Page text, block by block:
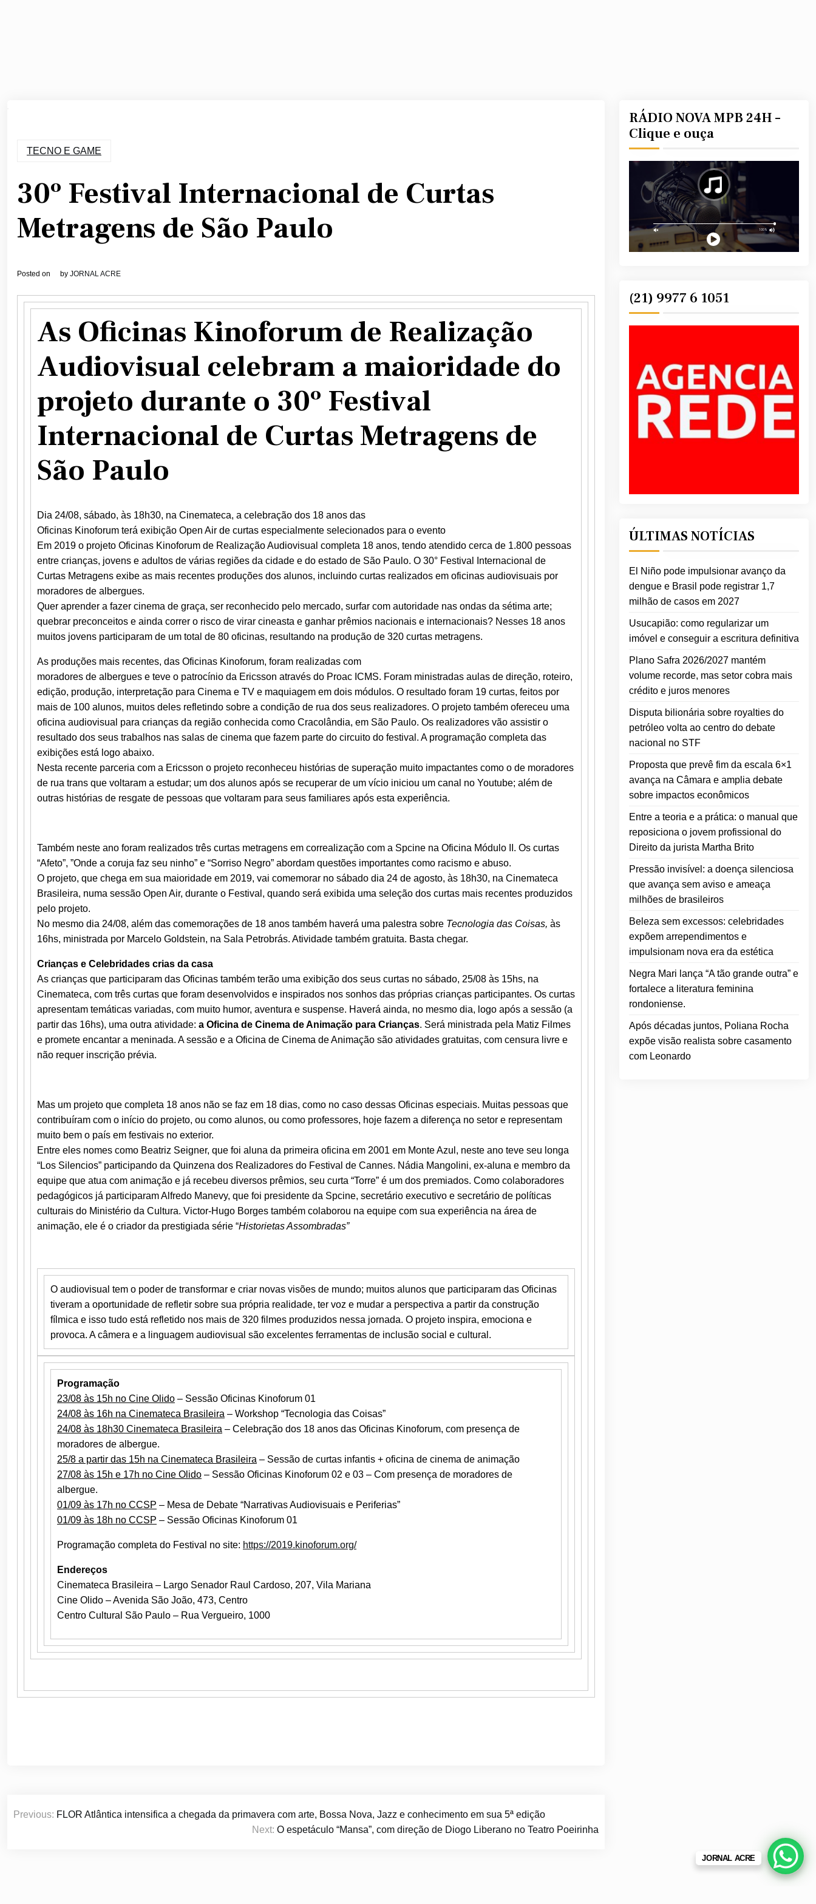
TECNO E GAME
30º Festival Internacional de Curtas
Metragens de São Paulo
Posted on by JORNAL ACRE
As Oficinas Kinoforum de Realização
Audiovisual celebram a maioridade do
projeto durante o 30º Festival
Internacional de Curtas Metragens de
São Paulo
Dia 24/08, sábado, às 18h30, na Cinemateca, a celebração dos 18 anos das
Oficinas Kinoforum terá exibição Open Air de curtas especialmente selecionados para o evento
Em 2019 o projeto Oficinas Kinoforum de Realização Audiovisual completa 18 anos, tendo atendido cerca de 1.800 pessoas
entre crianças, jovens e adultos de várias regiões da cidade e do estado de São Paulo. O 30° Festival Internacional de
Curtas Metragens exibe as mais recentes produções dos alunos, incluindo curtas realizados em oficinas audiovisuais por
moradores de albergues.
Quer aprender a fazer cinema de graça, ser reconhecido pelo mercado, surfar com autoridade nas ondas da sétima arte;
quebrar preconceitos e ainda correr o risco de virar cineasta e ganhar prêmios nacionais e internacionais? Nesses 18 anos
muitos jovens participaram de um total de 80 oficinas, resultando na produção de 320 curtas metragens.
As produções mais recentes, das Oficinas Kinoforum, foram realizadas com
moradores de albergues e teve o patrocínio da Ericsson através do Proac ICMS. Foram ministradas aulas de direção, roteiro,
edição, produção, interpretação para Cinema e TV e maquiagem em dois módulos. O resultado foram 19 curtas, feitos por
mais de 100 alunos, muitos deles refletindo sobre a condição de rua dos seus realizadores. O projeto também ofereceu uma
oficina audiovisual para crianças da região conhecida como Cracolândia, em São Paulo. Os realizadores vão assistir o
resultado dos seus trabalhos nas salas de cinema que fazem parte do circuito do festival. A programação completa das
exibições está logo abaixo.
Nesta recente parceria com a Ericsson o projeto reconheceu histórias de superação muito impactantes como o de moradores
de rua trans que voltaram a estudar; um dos alunos após se recuperar de um vício iniciou um canal no Youtube; além de
outras histórias de resgate de pessoas que voltaram para seus familiares após esta experiência.
Também neste ano foram realizados três curtas metragens em correalização com a Spcine na Oficina Módulo II. Os curtas
“Afeto”, ”Onde a coruja faz seu ninho” e “Sorriso Negro” abordam questões importantes como racismo e abuso.
O projeto, que chega em sua maioridade em 2019, vai comemorar no sábado dia 24 de agosto, às 18h30, na Cinemateca
Brasileira, numa sessão Open Air, durante o Festival, quando será exibida uma seleção dos curtas mais recentes produzidos
pelo projeto.
No mesmo dia 24/08, além das comemorações de 18 anos também haverá uma palestra sobre Tecnologia das Coisas, às
16hs, ministrada por Marcelo Goldstein, na Sala Petrobrás. Atividade também gratuita. Basta chegar.
Crianças e Celebridades crias da casa
As crianças que participaram das Oficinas também terão uma exibição dos seus curtas no sábado, 25/08 às 15hs, na
Cinemateca, com três curtas que foram desenvolvidos e inspirados nos sonhos das próprias crianças participantes. Os curtas
apresentam temáticas variadas, com muito humor, aventura e suspense. Haverá ainda, no mesmo dia, logo após a sessão (a
partir das 16hs), uma outra atividade: a Oficina de Cinema de Animação para Crianças. Será ministrada pela Matiz Filmes
e promete encantar a meninada. A sessão e a Oficina de Cinema de Animação são atividades gratuitas, com censura livre e
não requer inscrição prévia.
Mas um projeto que completa 18 anos não se faz em 18 dias, como no caso dessas Oficinas especiais. Muitas pessoas que
contribuíram com o início do projeto, ou como alunos, ou como professores, hoje fazem a diferença no setor e representam
muito bem o país em festivais no exterior.
Entre eles nomes como Beatriz Seigner, que foi aluna da primeira oficina em 2001 em Monte Azul, neste ano teve seu longa
“Los Silencios” participando da Quinzena dos Realizadores do Festival de Cannes. Nádia Mangolini, ex-aluna e membro da
equipe que atua com animação e já recebeu diversos prêmios, seu curta “Torre” é um dos premiados. Como colaboradores
pedagógicos já participaram Alfredo Manevy, que foi presidente da Spcine, secretário executivo e secretário de políticas
culturais do Ministério da Cultura. Victor-Hugo Borges também colaborou na equipe com sua experiência na área de
animação, ele é o criador da prestigiada série “Historietas Assombradas”
O audiovisual tem o poder de transformar e criar novas visões de mundo; muitos alunos que participaram das Oficinas
tiveram a oportunidade de refletir sobre sua própria realidade, ter voz e mudar a perspectiva a partir da construção
fílmica e isso tudo está refletido nos mais de 320 filmes produzidos nessa jornada. O projeto inspira, emociona e
provoca. A câmera e a linguagem audiovisual são excelentes ferramentas de inclusão social e cultural.
Programação
23/08 às 15h no Cine Olido – Sessão Oficinas Kinoforum 01
24/08 às 16h na Cinemateca Brasileira – Workshop “Tecnologia das Coisas”
24/08 às 18h30 Cinemateca Brasileira – Celebração dos 18 anos das Oficinas Kinoforum, com presença de
moradores de albergue.
25/8 a partir das 15h na Cinemateca Brasileira – Sessão de curtas infantis + oficina de cinema de animação
27/08 às 15h e 17h no Cine Olido – Sessão Oficinas Kinoforum 02 e 03 – Com presença de moradores de
albergue.
01/09 às 17h no CCSP – Mesa de Debate “Narrativas Audiovisuais e Periferias”
01/09 às 18h no CCSP – Sessão Oficinas Kinoforum 01
Programação completa do Festival no site: https://2019.kinoforum.org/
Endereços
Cinemateca Brasileira – Largo Senador Raul Cardoso, 207, Vila Mariana
Cine Olido – Avenida São João, 473, Centro
Centro Cultural São Paulo – Rua Vergueiro, 1000
de
Previous: FLOR Atlântica intensifica a chegada da primavera com arte, Bossa Nova, Jazz e conhecimento em sua 5ª edição
Next: O espetáculo “Mansa”, com direção de Diogo Liberano no Teatro Poeirinha
RÁDIO NOVA MPB 24H –
Clique e ouça
(21) 9977 6 1051
ÚLTIMAS NOTÍCIAS
El Niño pode impulsionar avanço da
dengue e Brasil pode registrar 1,7
milhão de casos em 2027
Usucapião: como regularizar um
imóvel e conseguir a escritura definitiva
Plano Safra 2026/2027 mantém
volume recorde, mas setor cobra mais
crédito e juros menores
Disputa bilionária sobre royalties do
petróleo volta ao centro do debate
nacional no STF
Proposta que prevê fim da escala 6×1
avança na Câmara e amplia debate
sobre impactos econômicos
Entre a teoria e a prática: o manual que
reposiciona o jovem profissional do
Direito da jurista Martha Brito
Pressão invisível: a doença silenciosa
que avança sem aviso e ameaça
milhões de brasileiros
Beleza sem excessos: celebridades
expõem arrependimentos e
impulsionam nova era da estética
Negra Mari lança “A tão grande outra” e
fortalece a literatura feminina
rondoniense.
Após décadas juntos, Poliana Rocha
expõe visão realista sobre casamento
com Leonardo
JORNAL ACRE